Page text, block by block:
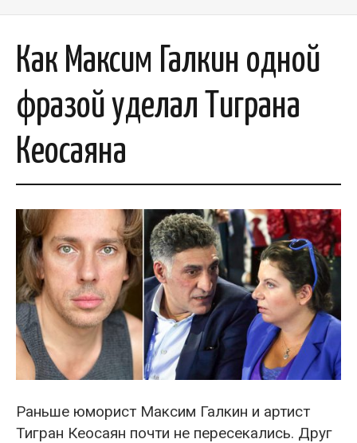
Как Максим Галкин одной
фразой уделал Тиграна
Кеосаяна
Раньше юморист Максим Галкин и артист
Тигран Кеосаян почти не пересекались. Друг